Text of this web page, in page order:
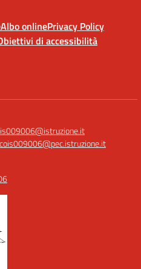
Albo onlinePrivacy Policy
di accessibilità
cois009006@pec.istruzione.it